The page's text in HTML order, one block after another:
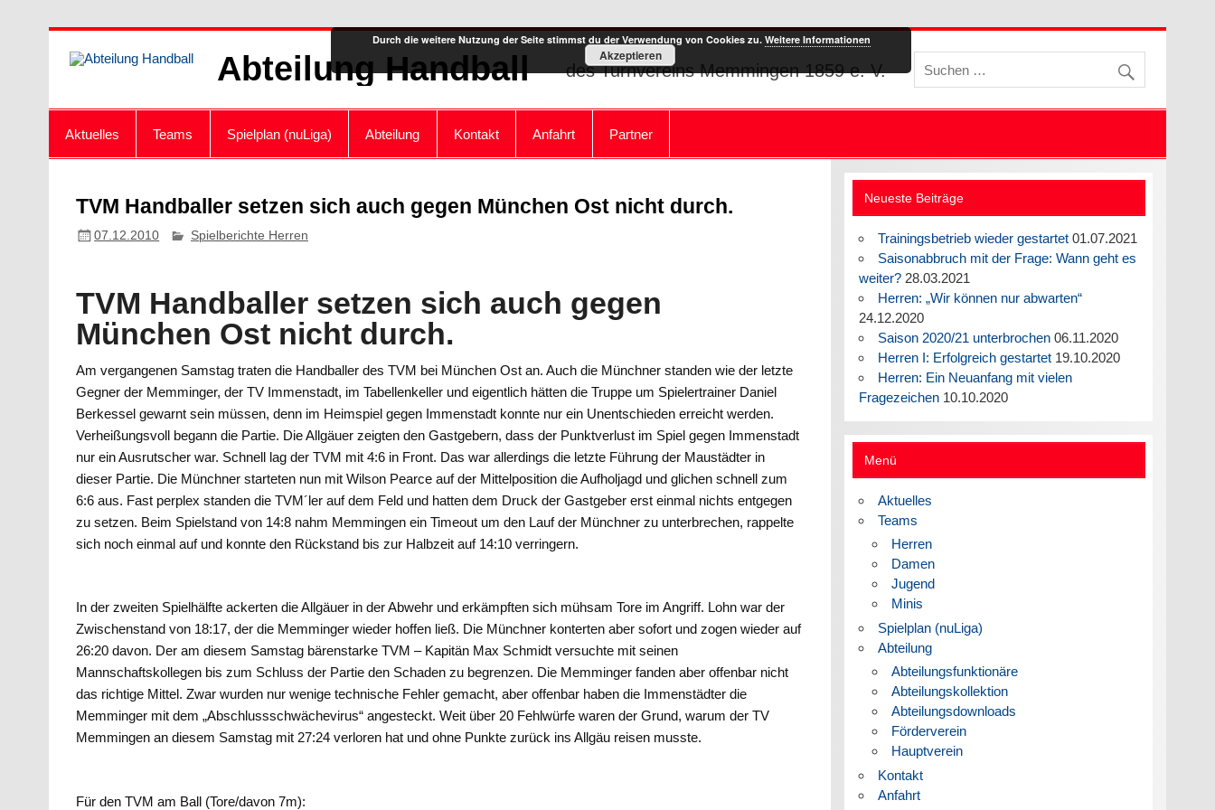
Abteilung Handball des Turnvereins Memmingen 1859 e. V.
Aktuelles Teams Spielplan (nuLiga) Abteilung Kontakt Anfahrt Partner
TVM Handballer setzen sich auch gegen München Ost nicht durch.
07.12.2010 Spielberichte Herren
TVM Handballer setzen sich auch gegen
München Ost nicht durch.
Am vergangenen Samstag traten die Handballer des TVM bei München Ost an. Auch die Münchner standen wie der letzte
Gegner der Memminger, der TV Immenstadt, im Tabellenkeller und eigentlich hätten die Truppe um Spielertrainer Daniel
Berkessel gewarnt sein müssen, denn im Heimspiel gegen Immenstadt konnte nur ein Unentschieden erreicht werden.
Verheißungsvoll begann die Partie. Die Allgäuer zeigten den Gastgebern, dass der Punktverlust im Spiel gegen Immenstadt
nur ein Ausrutscher war. Schnell lag der TVM mit 4:6 in Front. Das war allerdings die letzte Führung der Maustädter in
dieser Partie. Die Münchner starteten nun mit Wilson Pearce auf der Mittelposition die Aufholjagd und glichen schnell zum
6:6 aus. Fast perplex standen die TVM´ler auf dem Feld und hatten dem Druck der Gastgeber erst einmal nichts entgegen
zu setzen. Beim Spielstand von 14:8 nahm Memmingen ein Timeout um den Lauf der Münchner zu unterbrechen, rappelte
sich noch einmal auf und konnte den Rückstand bis zur Halbzeit auf 14:10 verringern.
In der zweiten Spielhälfte ackerten die Allgäuer in der Abwehr und erkämpften sich mühsam Tore im Angriff. Lohn war der
Zwischenstand von 18:17, der die Memminger wieder hoffen ließ. Die Münchner konterten aber sofort und zogen wieder auf
26:20 davon. Der am diesem Samstag bärenstarke TVM – Kapitän Max Schmidt versuchte mit seinen
Mannschaftskollegen bis zum Schluss der Partie den Schaden zu begrenzen. Die Memminger fanden aber offenbar nicht
das richtige Mittel. Zwar wurden nur wenige technische Fehler gemacht, aber offenbar haben die Immenstädter die
Memminger mit dem „Abschlussschwächevirus“ angesteckt. Weit über 20 Fehlwürfe waren der Grund, warum der TV
Memmingen an diesem Samstag mit 27:24 verloren hat und ohne Punkte zurück ins Allgäu reisen musste.
Für den TVM am Ball (Tore/davon 7m):
Neueste Beiträge
Trainingsbetrieb wieder gestartet 01.07.2021
Saisonabbruch mit der Frage: Wann geht es
weiter? 28.03.2021
Herren: „Wir können nur abwarten“
24.12.2020
Saison 2020/21 unterbrochen 06.11.2020
Herren I: Erfolgreich gestartet 19.10.2020
Herren: Ein Neuanfang mit vielen
Fragezeichen 10.10.2020
Menü
Aktuelles
Teams
Herren
Damen
Jugend
Minis
Spielplan (nuLiga)
Abteilung
Abteilungsfunktionäre
Abteilungskollektion
Abteilungsdownloads
Förderverein
Hauptverein
Kontakt
Anfahrt
Durch die weitere Nutzung der Seite stimmst du der Verwendung von Cookies zu. Weitere Informationen
Akzeptieren